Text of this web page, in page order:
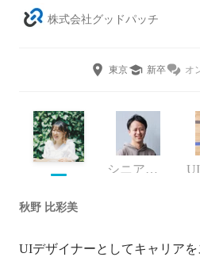
株式会社グッドパッチ
東京 新卒 オ
シニアマネージャー / サービスデザイナー
秋野 比彩美
UIデザイナーとしてキャリア